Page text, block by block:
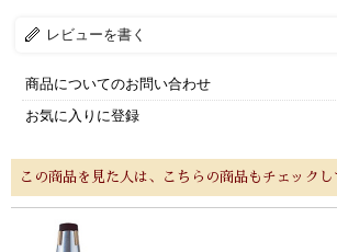
レビューを書く
商品についてのお問い合わせ
お気に入りに登録
この商品を見た人は、こちらの商品もチェックし